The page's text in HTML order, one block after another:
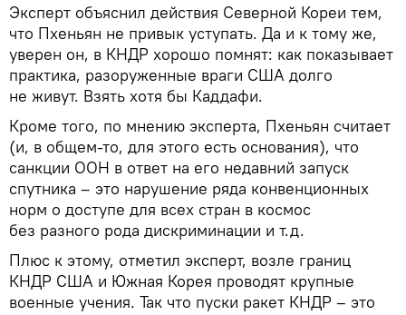
Эксперт объяснил действия Северной Кореи тем,
что Пхеньян не привык уступать. Да и к тому же,
уверен он, в КНДР хорошо помнят: как показывает
практика, разоруженные враги США долго
не живут. Взять хотя бы Каддафи.
Кроме того, по мнению эксперта, Пхеньян считает
(и, в общем-то, для этого есть основания), что
санкции ООН в ответ на его недавний запуск
спутника – это нарушение ряда конвенционных
норм о доступе для всех стран в космос
без разного рода дискриминации и т.д.
Плюс к этому, отметил эксперт, возле границ
КНДР США и Южная Корея проводят крупные
военные учения. Так что пуски ракет КНДР – это